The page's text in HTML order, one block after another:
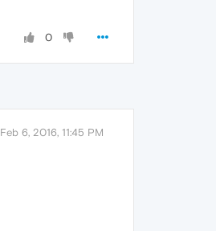
0
Feb 6, 2016, 11:45 PM